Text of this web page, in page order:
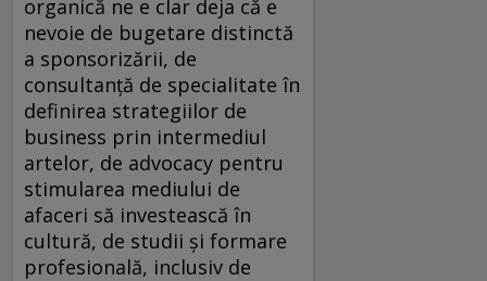
organică ne e clar deja că e
nevoie de bugetare distinctă
a sponsorizării, de
consultanţă de specialitate în
definirea strategiilor de
business prin intermediul
artelor, de advocacy pentru
stimularea mediului de
afaceri să investească în
cultură, de studii şi formare
profesională, inclusiv de